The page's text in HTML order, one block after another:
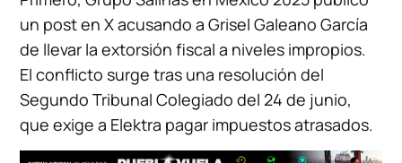
un post en X acusando a Grisel Galeano García
de llevar la extorsión fiscal a niveles impropios.
El conflicto surge tras una resolución del
Segundo Tribunal Colegiado del 24 de junio,
que exige a Elektra pagar impuestos atrasados.